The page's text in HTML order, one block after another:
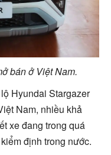
bán ở Việt Nam.
Hyundai Stargazer
Nam, nhiều khả
xe đang trong quá
định trong nước.